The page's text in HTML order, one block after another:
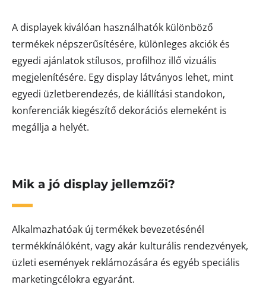
A displayek kiválóan használhatók különböző
termékek népszerűsítésére, különleges akciók és
egyedi ajánlatok stílusos, profilhoz illő vizuális
megjelenítésére. Egy display látványos lehet, mint
egyedi üzletberendezés, de kiállítási standokon,
konferenciák kiegészítő dekorációs elemeként is
megállja a helyét.
Mik a jó display jellemzői?
Alkalmazhatóak új termékek bevezetésénél
termékkínálóként, vagy akár kulturális rendezvények,
üzleti események reklámozására és egyéb speciális
marketingcélokra egyaránt.